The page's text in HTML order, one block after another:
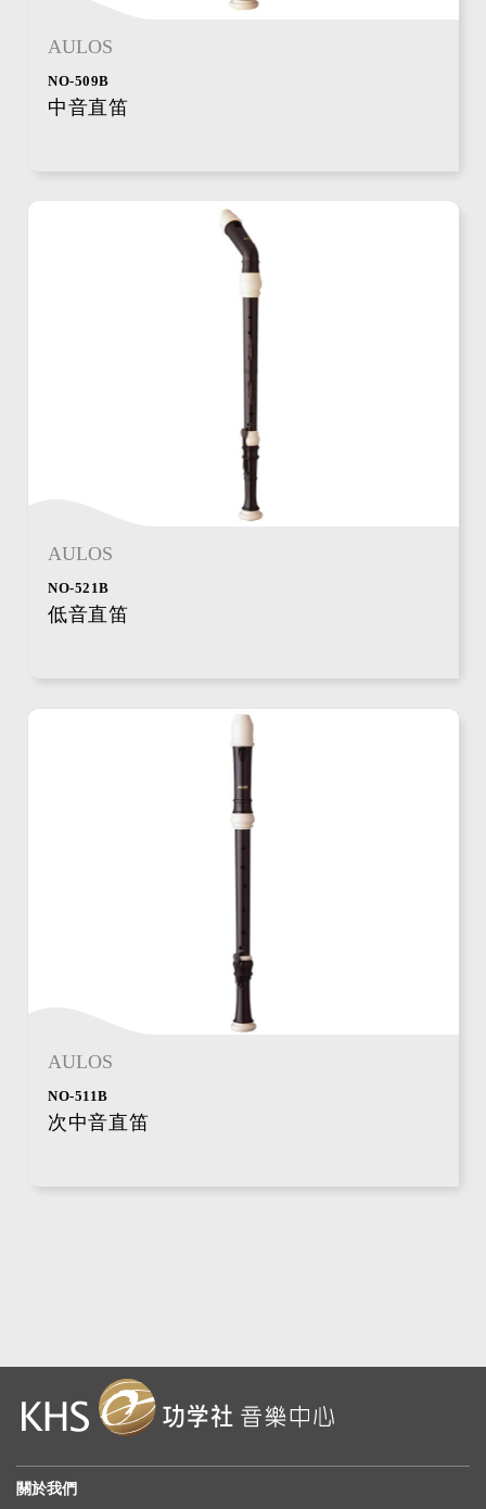
AULOS
NO-509B
中音直笛
AULOS
NO-521B
低音直笛
AULOS
NO-511B
次中音直笛
關於我們